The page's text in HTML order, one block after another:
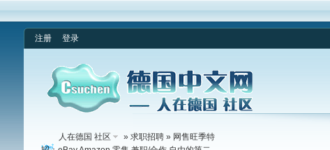
注册 登录
人在德国 社区 » 求职招聘» 网售旺季特